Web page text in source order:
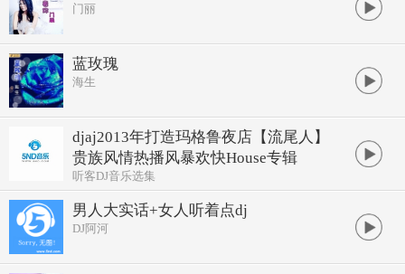
门丽
蓝玫瑰
海生
djaj2013年打造玛格鲁夜店【流尾人】
贵族风情热播风暴欢快House专辑
听客DJ音乐选集
男人大实话+女人听着点dj
DJ阿河